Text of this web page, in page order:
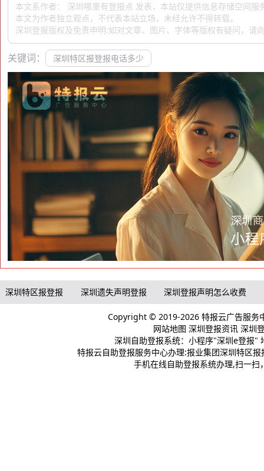
本文系作者： 深圳哪里有登报点 发表，本站仅提供信息存储空间服
本文为作者独立观点，不代表本站立场，未经允许不得转载。
深圳登报版权及免责申明:如对文章、图片、字体等版权有疑问，请
关键词： 深圳特区报登报电话多少
深圳特区报登报 深圳遗失声明登报 深圳登报声明怎么收费
Copyright © 2019-2026 特报云广告服务
网站地图 深圳登报资讯深圳
深圳自助登报系统：小程序"深圳e登报"
特报云自助登报服务中心办理:报业集团深圳特区
手机在线自助登报系统办理,扫一